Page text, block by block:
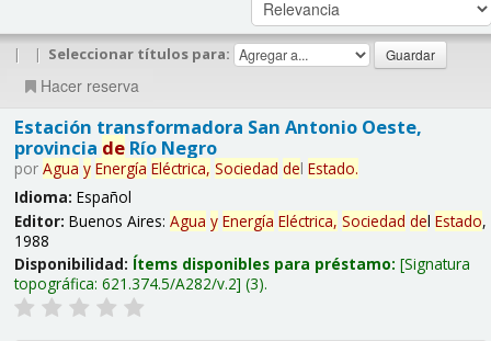
| | Seleccionar títulos para:
Hacer reserva
Estación transformadora San Antonio Oeste,
provincia deRío Negro
por Agua y Energía Eléctrica, Sociedad del Estado.
Idioma: Español
Editor: Buenos Aires: Agua y Energía Eléctrica, Sociedad del Estado,
1988
Disponibilidad: Ítems disponibles para préstamo: Signatura
topográfica: 621.374.5/A282/v.2 (3).